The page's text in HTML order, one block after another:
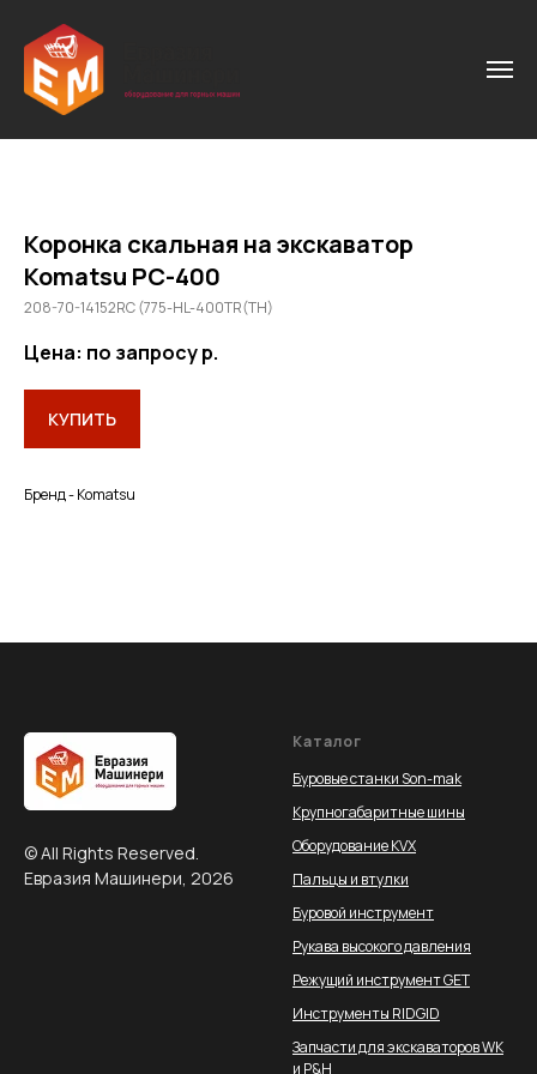
Коронка скальная на экскаватор
Komatsu PC-400
208-70-14152RC (775-HL-400TR(TH)
Цена: по запросур.
КУПИТЬ
Бренд - Komatsu
© All Rights Reserved.
Евразия Машинери, 2026
Каталог
Буровые станки Son-mak
Крупногабаритные шины
Оборудование KVX
Пальцы и втулки
Буровой инструмент
Рукава высокого давления
Режущий инструмент GET
Инструменты RIDGID
Запчасти для экскаваторов WK
и P&H